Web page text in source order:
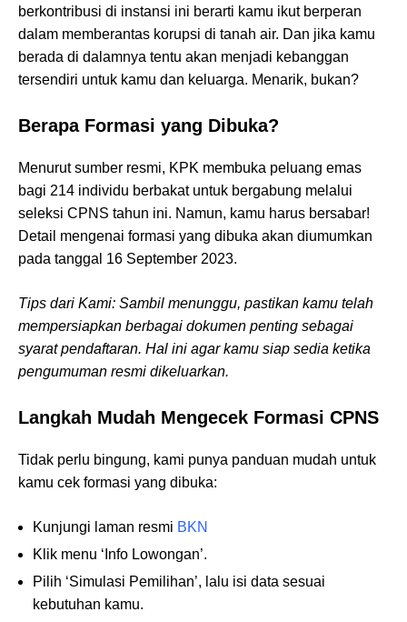
berkontribusi di instansi ini berarti kamu ikut berperan
dalam memberantas korupsi di tanah air. Dan jika kamu
berada di dalamnya tentu akan menjadi kebanggan
tersendiri untuk kamu dan keluarga. Menarik, bukan?
Berapa Formasi yang Dibuka?
Menurut sumber resmi, KPK membuka peluang emas
bagi 214 individu berbakat untuk bergabung melalui
seleksi CPNS tahun ini. Namun, kamu harus bersabar!
Detail mengenai formasi yang dibuka akan diumumkan
pada tanggal 16 September 2023.
Tips dari Kami: Sambil menunggu, pastikan kamu telah
mempersiapkan berbagai dokumen penting sebagai
syarat pendaftaran. Hal ini agar kamu siap sedia ketika
pengumuman resmi dikeluarkan.
Langkah Mudah Mengecek Formasi CPNS
Tidak perlu bingung, kami punya panduan mudah untuk
kamu cek formasi yang dibuka:
Kunjungi laman resmi BKN
Klik menu ‘Info Lowongan’.
Pilih ‘Simulasi Pemilihan’, lalu isi data sesuai
kebutuhan kamu.